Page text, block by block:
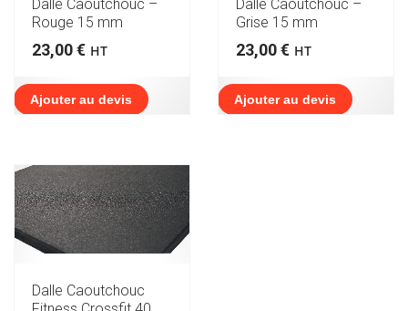
Dalle Caoutchouc –
Rouge 15 mm
23,00€ HT
Ajouter au devis
Dalle Caoutchouc –
Grise 15 mm
23,00€ HT
Ajouter au devis
Dalle Caoutchouc